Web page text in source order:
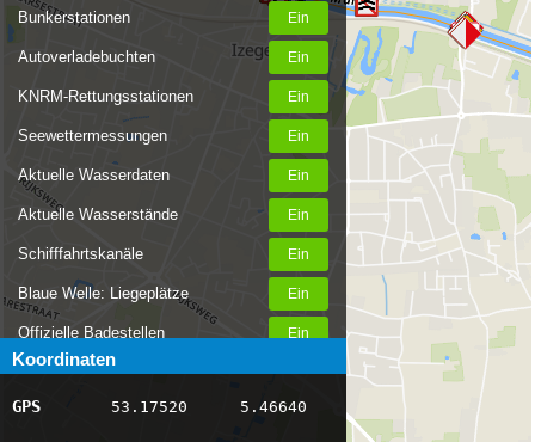
Bunkerstationen
Autoverladebuchten
KNRM-Rettungsstationen
Seewettermessungen
Aktuelle Wasserdaten
Aktuelle Wasserstände
Schifffahrtskanäle
Blaue Welle: Liegeplätze
Offizielle Badestellen
Nachrichten Binnenschifffahrt
AIS-Schiffspositionen
Koordinaten
GPS 53.17520 5.46640